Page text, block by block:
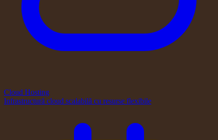
Cloud Hosting
Infrastructură cloud scalabilă cu resurse flexibile